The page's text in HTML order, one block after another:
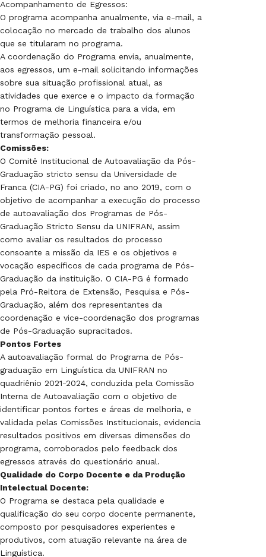
Acompanhamento de Egressos:
O programa acompanha anualmente, via e-mail, a
colocação no mercado de trabalho dos alunos
que se titularam no programa.
A coordenação do Programa envia, anualmente,
aos egressos, um e-mail solicitando informações
sobre sua situação profissional atual, as
atividades que exerce e o impacto da formação
no Programa de Linguística para a vida, em
termos de melhoria financeira e/ou
transformação pessoal.
Comissões:
O Comitê Institucional de Autoavaliação da Pós-
Graduação stricto sensu da Universidade de
Franca (CIA-PG) foi criado, no ano 2019, com o
objetivo de acompanhar a execução do processo
de autoavaliação dos Programas de Pós-
Graduação Stricto Sensu da UNIFRAN, assim
como avaliar os resultados do processo
consoante a missão da IES e os objetivos e
vocação específicos de cada programa de Pós-
Graduação da instituição. O CIA-PG é formado
pela Pró-Reitora de Extensão, Pesquisa e Pós-
Graduação, além dos representantes da
coordenação e vice-coordenação dos programas
de Pós-Graduação supracitados.
Pontos Fortes
A autoavaliação formal do Programa de Pós-
graduação em Linguística da UNIFRAN no
quadriênio 2021-2024, conduzida pela Comissão
Interna de Autoavaliação com o objetivo de
identificar pontos fortes e áreas de melhoria, e
validada pelas Comissões Institucionais, evidencia
resultados positivos em diversas dimensões do
programa, corroborados pelo feedback dos
egressos através do questionário anual.
Qualidade do Corpo Docente e da Produção
Intelectual Docente:
O Programa se destaca pela qualidade e
qualificação do seu corpo docente permanente,
composto por pesquisadores experientes e
produtivos, com atuação relevante na área de
Linguística.